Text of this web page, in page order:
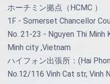
ホーチミン拠点（HCMC ）
1F - Somerset Chancellor
No. 21-23 - Nguyen Thi Minh
Minh city ,Vietnam
ハイフォン出張所：(Hai
No.12/116 Vinh Cat str, Vinh